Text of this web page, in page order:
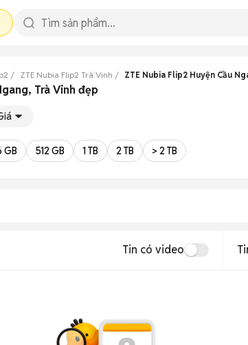
ZTE Nubia Flip2 Trà Vinh ZTE Nubia Flip2 Huyện Cầu
Trà Vinh đẹp
GB 512 GB 1 TB 2 TB > 2 TB
Tin có video